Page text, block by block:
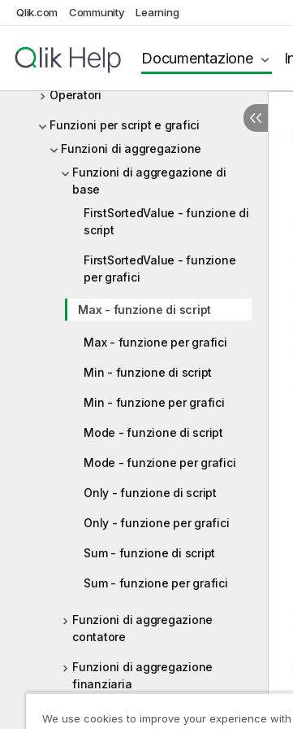
Qlik.com Community Learning
Documentazione
Espressioni del grafico
Operatori
Funzioni per script e grafici
Funzioni di aggregazione
Funzioni di aggregazione di
base
FirstSortedValue - funzione di
script
FirstSortedValue - funzione
per grafici
Max - funzione di script
Max - funzione per grafici
Min - funzione di script
Min - funzione per grafici
Mode - funzione di script
Mode - funzione per grafici
Only - funzione di script
Only - funzione per grafici
Sum - funzione di script
Sum - funzione per grafici
Funzioni di aggregazione
contatore
Funzioni di aggregazione
finanziaria
Funzioni di aggregazione
We use cookies to improve your experience